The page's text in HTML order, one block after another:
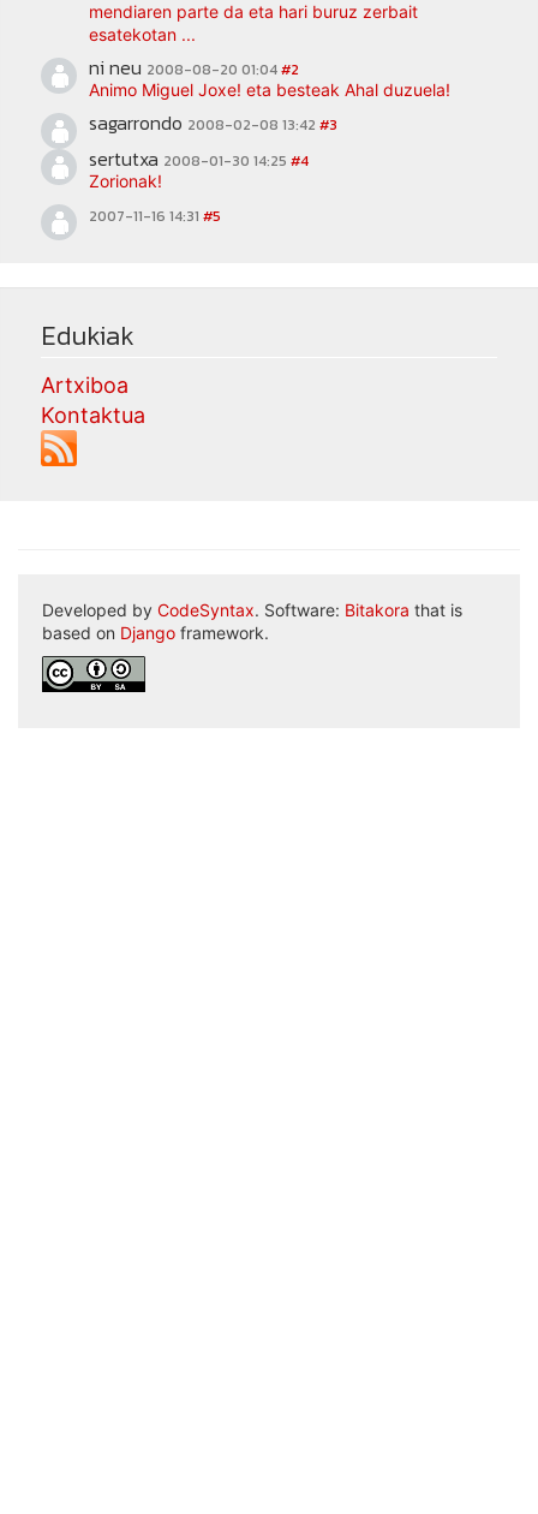
mendiaren parte da eta hari buruz zerbait
esatekotan ...
ni neu 2008-08-20 01:04#2
Animo Miguel Joxe! eta besteak Ahal duzuela!
sagarrondo 2008-02-08 13:42 #3
sertutxa 2008-01-30 14:25 #4
Zorionak!
2007-11-16 14:31 #5
Edukiak
Artxiboa
Kontaktua
Developed by CodeSyntax. Software: Bitakora that is
based on Django framework.